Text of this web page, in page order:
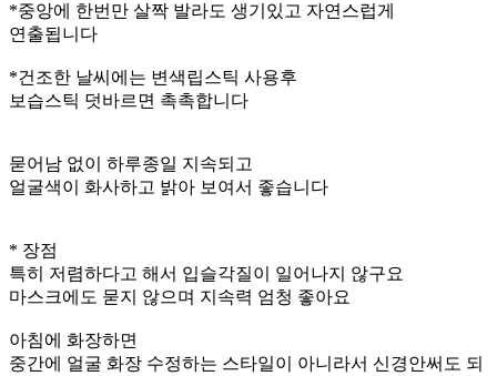
*중앙에 한번만 살짝 발라도 생기있고 자연스럽게
연출됩니다
*건조한 날씨에는 변색립스틱 사용후
보습스틱 덧바르면 촉촉합니다
묻어남 없이 하루종일 지속되고
얼굴색이 화사하고 밝아 보여서 좋습니다
* 장점
특히 저렴하다고 해서 입슬각질이 일어나지 않구요
마스크에도 묻지 않으며 지속력 엄청 좋아요
아침에 화장하면
중간에 얼굴 화장 수정하는 스타일이 아니라서 신경안써도 되